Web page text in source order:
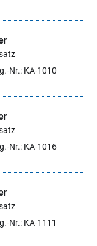
Nr.: KA-1010
Nr.: KA-1016
Nr.: KA-1111